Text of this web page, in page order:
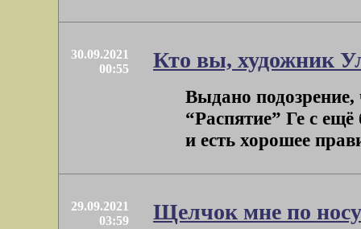
30.09.2021
00:55
Кто вы, художник
Выдано подозрение,
“Распятие” Ге с
и есть хорошее
29.09.2021
03:59
Щелчок мне по